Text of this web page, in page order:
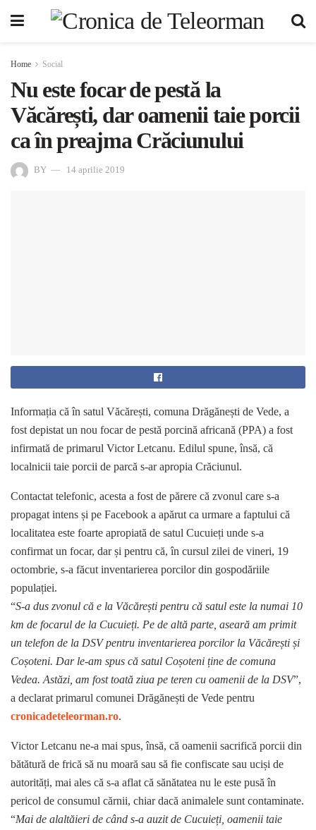
Home Social
Nu este focar de pestă la
Văcărești, dar oamenii taie porcii
ca în preajma Crăciunului
BY 14 aprilie 2019
Informația că în satul Văcărești, comuna Drăgănești de Vede, a
fost depistat un nou focar de pestă porcină africană (PPA) a fost
infirmată de primarul Victor Letcanu. Edilul spune, însă, că
localnicii taie porcii de parcă s-ar apropia Crăciunul.
Contactat telefonic, acesta a fost de părere că zvonul care s-a
propagat intens și pe Facebook a apărut ca urmare a faptului că
localitatea este foarte apropiată de satul Cucuieți unde s-a
confirmat un focar, dar și pentru că, în cursul zilei de vineri, 19
octombrie, s-a făcut inventarierea porcilor din gospodăriile
populației.
“S-a dus zvonul că e la Văcărești pentru că satul este la numai 10
km de focarul de la Cucuieți. Pe de altă parte, aseară am primit
un telefon de la DSV pentru inventarierea porcilor la Văcărești și
Coșoteni. Dar le-am spus că satul Coșoteni ține de comuna
Vedea. Astăzi, am fost toată ziua pe teren cu oamenii de la DSV”,
a declarat primarul comunei Drăgănești de Vede pentru
cronicadeteleorman.ro.
Victor Letcanu ne-a mai spus, însă, că oamenii sacrifică porcii din
bătătură de frică să nu moară sau să fie confiscate sau uciși de
autorități, mai ales că s-a aflat că sănătatea nu le este pusă în
pericol de consumul cărnii, chiar dacă animalele sunt contaminate.
“Mai de alaltăieri de când s-a auzit de Cucuieți, oamenii taie